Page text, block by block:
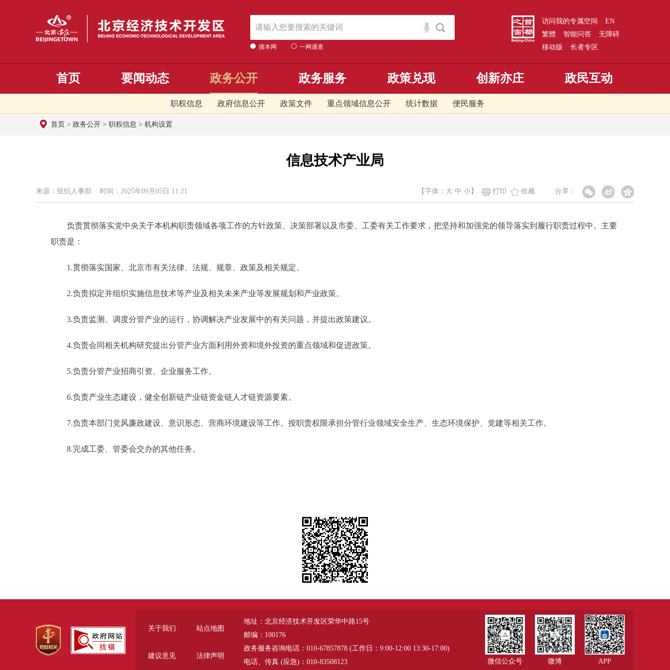
搜本网 一网通查
访问我的专属空间
EN
繁體
智能问答
无障碍
移动版
长者专区
首页 要闻动态 政务公开
职权信息 政府信息公开 政策文件 重点领域信息公开 统计数据 便民服务
政务服务 政策兑现 创新亦庄 政民互动
首页 > 政务公开 > 职权信息 > 机构设置
信息技术产业局
来源：组织人事部 时间：2025年09月05日 11:21 分享：
【字体： 大 中 小 】 打印 收藏
负责贯彻落实党中央关于本机构职责领域各项工作的方针政策、决策部署以及市委、工委有关工作要求，把坚持和加强党的领导落实到履行职责过程中。主要
职责是：
1.贯彻落实国家、北京市有关法律、法规、规章、政策及相关规定。
2.负责拟定并组织实施信息技术等产业及相关未来产业等发展规划和产业政策。
3.负责监测、调度分管产业的运行，协调解决产业发展中的有关问题，并提出政策建议。
4.负责会同相关机构研究提出分管产业方面利用外资和境外投资的重点领域和促进政策。
5.负责分管产业招商引资、企业服务工作。
6.负责产业生态建设，健全创新链产业链资金链人才链资源要素。
7.负责本部门党风廉政建设、意识形态、营商环境建设等工作。按职责权限承担分管行业领域安全生产、生态环境保护、党建等相关工作。
8.完成工委、管委会交办的其他任务。
关于我们 站点地图
建议意见 法律声明
地址：北京经济技术开发区荣华中路15号
邮编：100176
政务服务咨询电话：010-67857878 (工作日：9:00-12:00 13:30-17:00)
电话、传真 (应急)：010-83508123
微信公众号 微博 APP